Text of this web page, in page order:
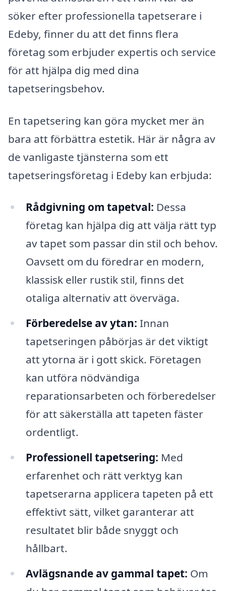
söker efter professionella tapetserare i
Edeby, finner du att det finns flera
företag som erbjuder expertis och service
för att hjälpa dig med dina
tapetseringsbehov.
En tapetsering kan göra mycket mer än
bara att förbättra estetik. Här är några av
de vanligaste tjänsterna som ett
tapetseringsföretag i Edeby kan erbjuda:
Rådgivning om tapetval: Dessa
företag kan hjälpa dig att välja rätt typ
av tapet som passar din stil och behov.
Oavsett om du föredrar en modern,
klassisk eller rustik stil, finns det
otaliga alternativ att överväga.
Förberedelse av ytan: Innan
tapetseringen påbörjas är det viktigt
att ytorna är i gott skick. Företagen
kan utföra nödvändiga
reparationsarbeten och förberedelser
för att säkerställa att tapeten fäster
ordentligt.
Professionell tapetsering: Med
erfarenhet och rätt verktyg kan
tapetserarna applicera tapeten på ett
effektivt sätt, vilket garanterar att
resultatet blir både snyggt och
hållbart.
Avlägsnande av gammal tapet: Om